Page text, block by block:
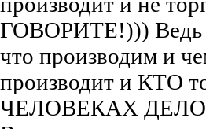
ГОВОРИТЕ!))) Ведь
что производим и
производит и КТО
ЧЕЛОВЕКАХ